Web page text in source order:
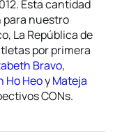
Esta cantidad
para nuestro
La República de
por primera
Bravo,
Ho HeoyMateja
CONs.